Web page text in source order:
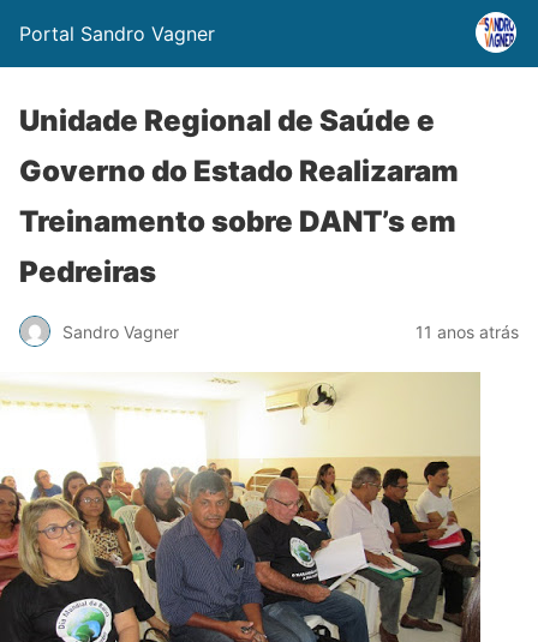
Portal Sandro Vagner
Unidade Regional de Saúde e
Governo do Estado Realizaram
Treinamento sobre DANT’s em
Pedreiras
Sandro Vagner 11 anos atrás